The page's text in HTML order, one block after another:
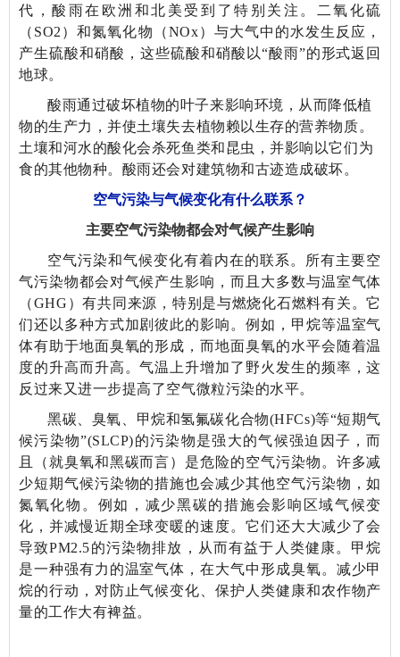
代，酸雨在欧洲和北美受到了特别关注。二氧化硫
（SO2 ）和氮氧化物（NOx）与大气中的水发生反应，
产生硫酸和硝酸，这些硫酸和硝酸以“酸雨”的形式返回
地球。
酸雨通过破坏植物的叶子来影响环境，从而降低植
物的生产力，并使土壤失去植物赖以生存的营养物质。
土壤和河水的酸化会杀死鱼类和昆虫，并影响以它们为
食的其他物种。酸雨还会对建筑物和古迹造成破坏。
空气污染与气候变化有什么联系？
主要空气污染物都会对气候产生影响
空气污染和气候变化有着内在的联系。所有主要空
气污染物都会对气候产生影响，而且大多数与温室气体
（GHG）有共同来源，特别是与燃烧化石燃料有关。它
们还以多种方式加剧彼此的影响。例如，甲烷等温室气
体有助于地面臭氧的形成，而地面臭氧的水平会随着温
度的升高而升高。气温上升增加了野火发生的频率，这
反过来又进一步提高了空气微粒污染的水平。
黑碳、臭氧、甲烷和氢氟碳化合物(HFCs)等“短期气
候污染物”(SLCP)的污染物是强大的气候强迫因子，而
且（就臭氧和黑碳而言）是危险的空气污染物。许多减
少短期气候污染物的措施也会减少其他空气污染物，如
氮氧化物。例如，减少黑碳的措施会影响区域气候变
化，并减慢近期全球变暖的速度。它们还大大减少了会
导致PM2.5的污染物排放，从而有益于人类健康。甲烷
是一种强有力的温室气体，在大气中形成臭氧。减少甲
烷的行动，对防止气候变化、保护人类健康和农作物产
量的工作大有裨益。